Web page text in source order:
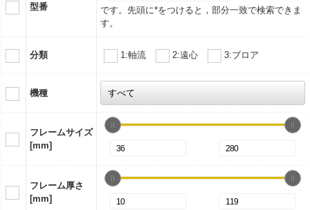
型番
です。先頭に*をつけると，部分一致で検索できま
す。
分類 1:軸流 2:遠心 3:ブロア
機種
フレームサイズ
[mm]
フレーム厚さ
[mm]